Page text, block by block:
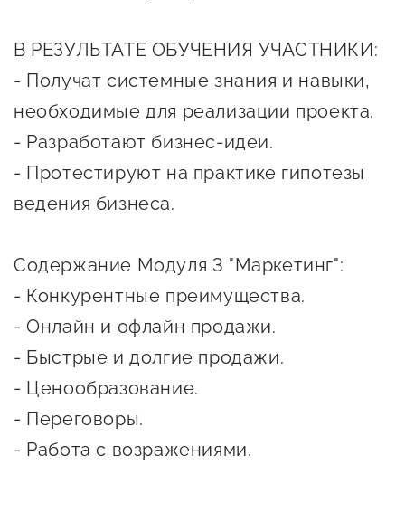
Центр информационно-
О центре
Поддержка центра
Истории успеха
Центр образовательных
программ и молодежного
О центре
Календарь
мероприятий для
предпринимателей
Проекты
Поддержка центра
социальной сферы
О центре
Поддержка центра
мероприятий для
предпринимателей
Центр финансовой
поддержки
О центре
Проекты
технологического и
В РЕЗУЛЬТАТЕ ОБУЧЕНИЯ УЧАСТНИКИ:
- Получат системные знания и навыки,
необходимые для реализации проекта.
- Разработают бизнес-идеи.
- Протестируют на практике гипотезы
ведения бизнеса.
Содержание Модуля 3 "Маркетинг":
- Конкурентные преимущества.
- Онлайн и офлайн продажи.
- Быстрые и долгие продажи.
- Ценообразование.
- Переговоры.
- Работа с возражениями.